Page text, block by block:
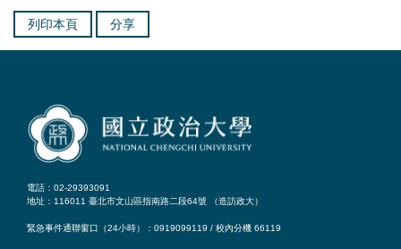
列印本頁 分享
電話：02-29393091
地址：116011 臺北市文山區指南路二段64號 （造訪政大）
緊急事件通聯窗口（24小時）：0919099119 / 校內分機 66119